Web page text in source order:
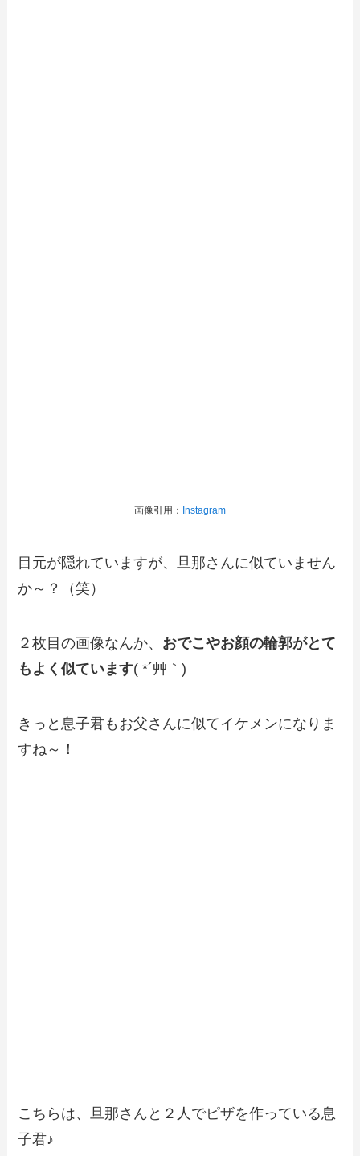
画像引用： Instagram
目元が隠れていますが、旦那さんに似ていません
か～？（笑）
２枚目の画像なんか、 おでこやお顔の輪郭がとて
もよく似ています( *´艸｀)
きっと息子君もお父さんに似てイケメンになりま
すね～！
こちらは、旦那さんと２人でピザを作っている息
子君♪